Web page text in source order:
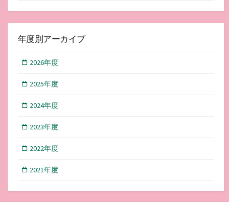
年度別アーカイブ
2026年度
2025年度
2024年度
2023年度
2022年度
2021年度